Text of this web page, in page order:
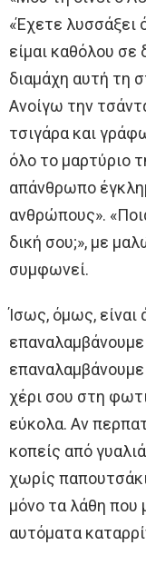
«Έχετε λυσσάξει
είμαι καθόλου σε
διαμάχη αυτή τη
Ανοίγω την
τσιγάρα και
όλο το μαρτύριο
απάνθρωπο
ανθρώπους».
δική σου;», με
συμφωνεί.
Ίσως, όμως, είναι
χέρι σου στη
εύκολα. Αν
κοπείς από
χωρίς
μόνο τα λάθη που
αυτόματα